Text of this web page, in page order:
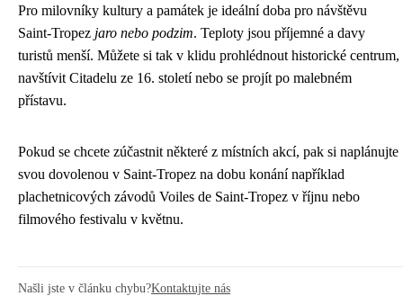
Pro milovníky kultury a památek je ideální doba pro návštěvu
Saint-Tropez jaro nebo podzim. Teploty jsou příjemné a davy
turistů menší. Můžete si tak v klidu prohlédnout historické centrum,
navštívit Citadelu ze 16. století nebo se projít po malebném
přístavu.
Pokud se chcete zúčastnit některé z místních akcí, pak si naplánujte
svou dovolenou v Saint-Tropez na dobu konání například
plachetnicových závodů Voiles de Saint-Tropez v říjnu nebo
filmového festivalu v květnu.
Našli jste v článku chybu?Kontaktujte nás